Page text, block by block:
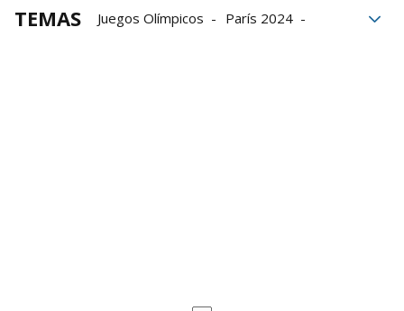
TEMAS Juegos Olímpicos
París 2024